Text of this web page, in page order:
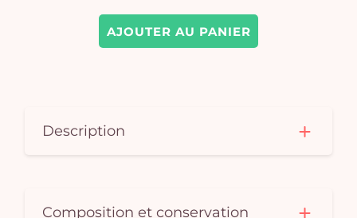
AJOUTER AU PANIER
Description
Composition et conservation